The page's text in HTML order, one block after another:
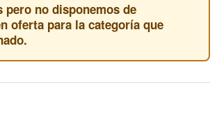
pero no disponemos de
oferta para la categoría que